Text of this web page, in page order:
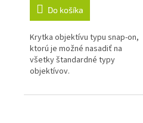
5,0
5
hviezdičiek.
Do košíka
Krytka objektívu typu snap-on,
ktorú je možné nasadiť na
všetky štandardné typy
objektívov.